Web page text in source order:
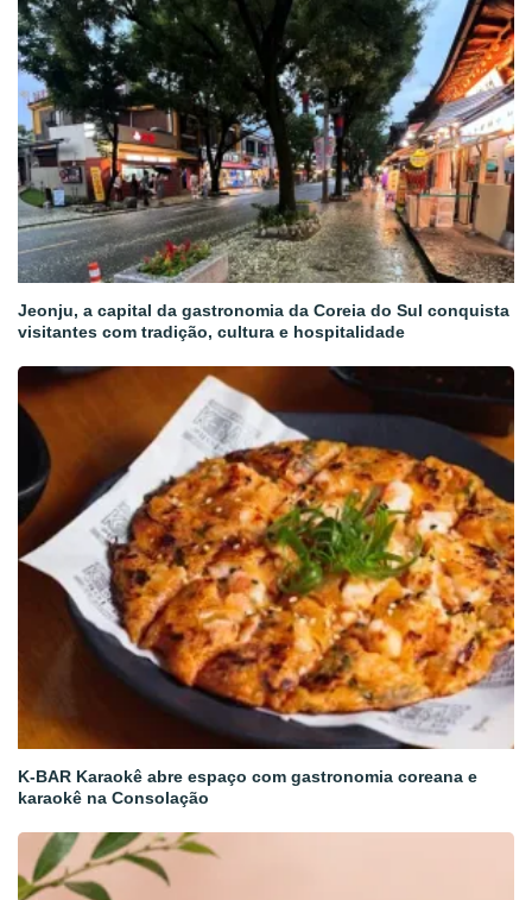
Jeonju, a capital da gastronomia da Coreia do Sul conquista
visitantes com tradição, cultura e hospitalidade
K-BAR Karaokê abre espaço com gastronomia coreana e
karaokê na Consolação